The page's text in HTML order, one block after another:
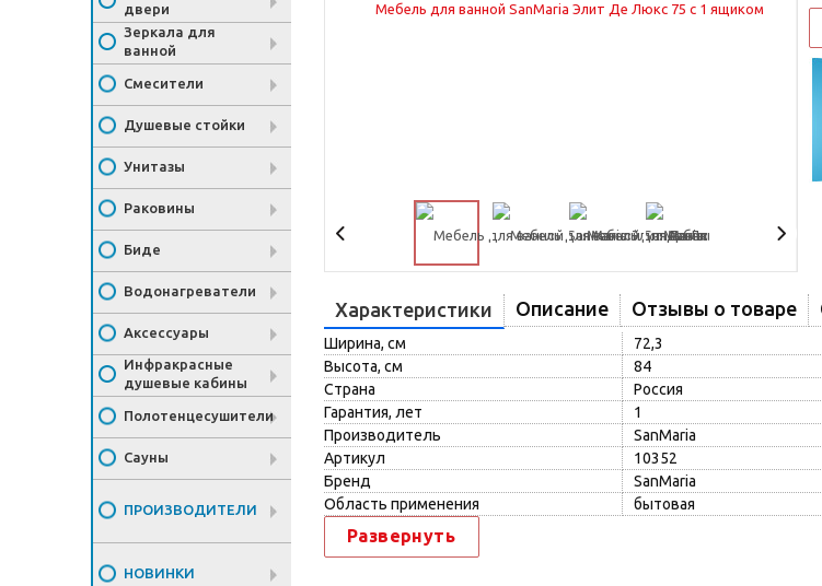
двери
Зеркала для
ванной
Смесители
Душевые стойки
Унитазы
Раковины
Биде
Водонагреватели
Аксессуары
Инфракрасные
душевые кабины
Полотенцесушители
Сауны
ПРОИЗВОДИТЕЛИ
НОВИНКИ
Характеристики Описание Отзывы о товаре
Ширина, см
72,3
Высота, см
84
Страна
Россия
Гарантия, лет
1
Производитель
SanMaria
Артикул
10352
Бренд
SanMaria
Область применения
бытовая
Развернуть